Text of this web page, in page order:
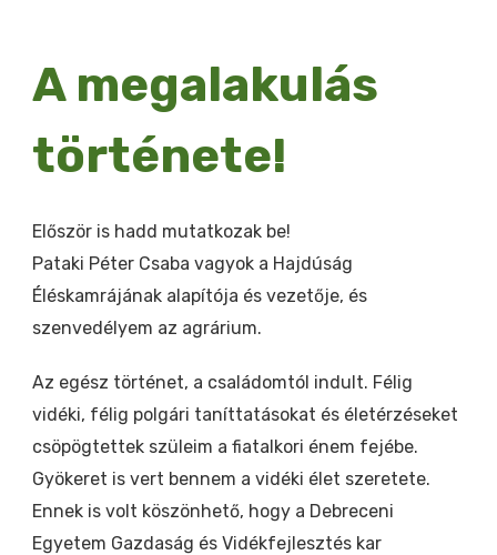
A megalakulás
története!
Először is hadd mutatkozak be!
Pataki Péter Csaba vagyok a Hajdúság
Éléskamrájának alapítója és vezetője, és
szenvedélyem az agrárium.
Az egész történet, a családomtól indult. Félig
vidéki, félig polgári taníttatásokat és életérzéseket
csöpögtettek szüleim a fiatalkori énem fejébe.
Gyökeret is vert bennem a vidéki élet szeretete.
Ennek is volt köszönhető, hogy a Debreceni
Egyetem Gazdaság és Vidékfejlesztés kar